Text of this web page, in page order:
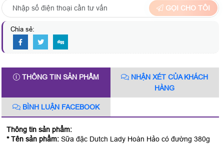
GỌI CHO TÔI
Chia sẻ:
THÔNG TIN SẢN PHẨM
NHẬN XÉT CỦA KHÁCH
HÀNG
BÌNH LUẬN FACEBOOK
Thông tin sản phẩm:
* Tên sản phẩm: Sữa đặc Dutch Lady Hoàn Hảo có đường 380g